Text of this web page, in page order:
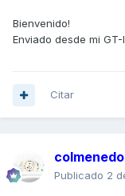
Bienvenido!
Enviado desde mi
Citar
colmenedo
Publicado 2